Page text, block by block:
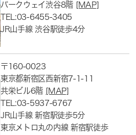
パークウェイ渋谷8階 [MAP]
TEL:03-6455-3405
JR山手線 渋谷駅徒歩4分
〒160-0023
東京都新宿区西新宿7-1-11
共栄ビル6階 [MAP]
TEL:03-5937-6767
JR山手線 新宿駅徒歩5分
東京メトロ丸の内線 新宿駅徒歩